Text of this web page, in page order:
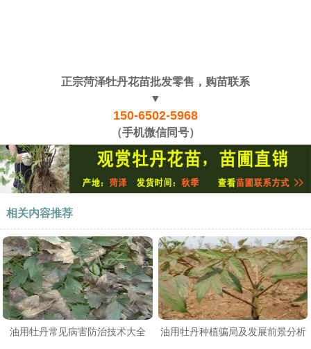
正宗菏泽牡丹花苗批发零售，购苗联系
▼
150-6502-5968
（手机微信同号）
相关内容推荐
油用牡丹常见病害防治技术大全 油用牡丹种植骗局及发展前景分析